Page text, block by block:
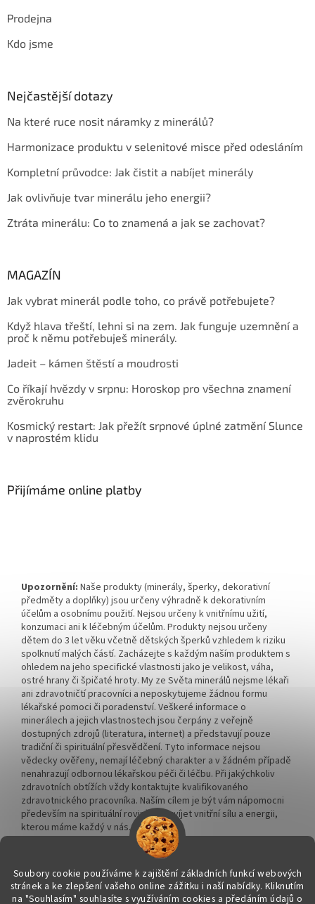
Soubory cookie používáme k zajištění základních funkcí webových
stránek a ke zlepšení vašeho online zážitku i naší nabídky. Kliknutím
na "Souhlasím" souhlasíte s využíváním cookies a předáním údajů o
Prodejna
Kdo jsme
Nejčastější dotazy
Na které ruce nosit náramky z minerálů?
Harmonizace produktu v selenitové misce před odesláním
Kompletní průvodce: Jak čistit a nabíjet minerály
Jak ovlivňuje tvar minerálu jeho energii?
Ztráta minerálu: Co to znamená a jak se zachovat?
MAGAZÍN
Jak vybrat minerál podle toho, co právě potřebujete?
Když hlava třeští, lehni si na zem. Jak funguje uzemnění a
proč k němu potřebuješ minerály.
Jadeit – kámen štěstí a moudrosti
Co říkají hvězdy v srpnu: Horoskop pro všechna znamení
zvěrokruhu
Kosmický restart: Jak přežít srpnové úplné zatmění Slunce
v naprostém klidu
Přijímáme online platby
Upozornění: Naše produkty (minerály, šperky, dekorativní
předměty a doplňky) jsou určeny výhradně k dekorativním
účelům a osobnímu použití. Nejsou určeny k vnitřnímu užití,
konzumaci ani k léčebným účelům. Produkty nejsou určeny
dětem do 3 let věku včetně dětských šperků vzhledem k riziku
spolknutí malých částí. Zacházejte s každým naším produktem s
ohledem na jeho specifické vlastnosti jako je velikost, váha,
ostré hrany či špičaté hroty. My ze Světa minerálů nejsme lékaři
ani zdravotničtí pracovníci a neposkytujeme žádnou formu
lékařské pomoci či poradenství. Veškeré informace o
minerálech a jejich vlastnostech jsou čerpány z veřejně
dostupných zdrojů (literatura, internet) a představují pouze
tradiční či spirituální přesvědčení. Tyto informace nejsou
vědecky ověřeny, nemají léčebný charakter a v žádném případě
nenahrazují odbornou lékařskou péči či léčbu. Při jakýchkoliv
zdravotních obtížích vždy kontaktujte kvalifikovaného
zdravotnického pracovníka. Naším cílem je být vám nápomocni
především na spirituální rovině a rozvíjet vnitřní sílu a energii,
kterou máme každý v nás.